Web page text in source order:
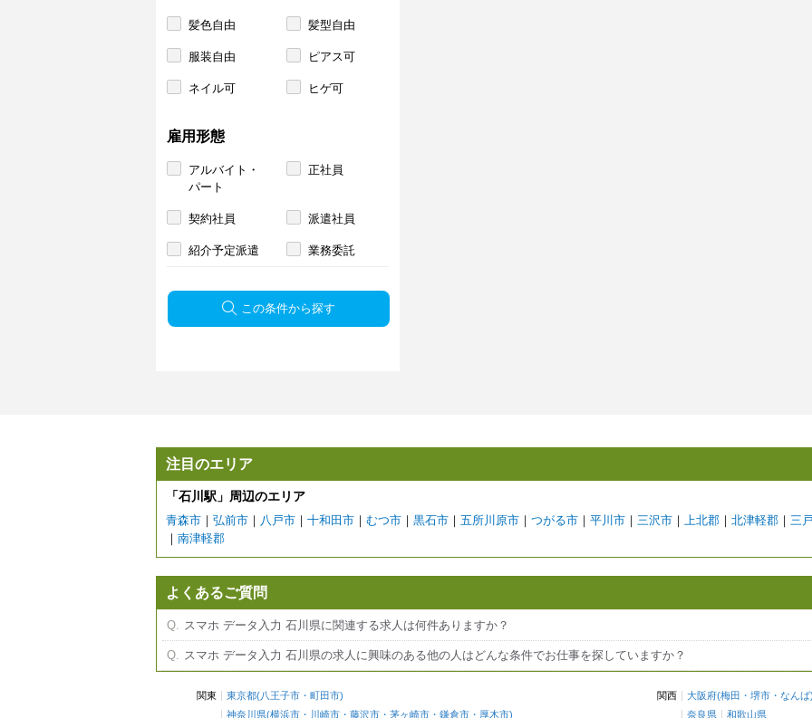
髪色自由 髪型自由
服装自由 ピアス可
ネイル可 ヒゲ可
雇用形態
アルバイト・
パート
正社員
契約社員 派遣社員
紹介予定派遣 業務委託
この条件から探す
注目のエリア
「石川駅」周辺のエリア
青森市 ｜ 弘前市 ｜ 八戸市 ｜ 十和田市 ｜ むつ市 ｜ 黒石市 ｜ 五所川原市 ｜ つがる市 ｜ 平川市 ｜ 三沢市 ｜ 上北郡 ｜ 北津軽郡 ｜ 三
｜ 南津軽郡
よくあるご質問
スマホ データ入力 石川県に関連する求人は何件ありますか？
スマホ データ入力 石川県の求人に興味のある他の人はどんな条件でお仕事を探していますか？
関東 東京都(八王子市 ・ 町田市)
神奈川県(横浜市 ・ 川崎市 ・ 藤沢市 ・ 茅ヶ崎市 ・ 鎌倉市 ・ 厚木市)
関西 大阪府(梅田 ・ 堺市 ・ なんば)
奈良県
和歌山県